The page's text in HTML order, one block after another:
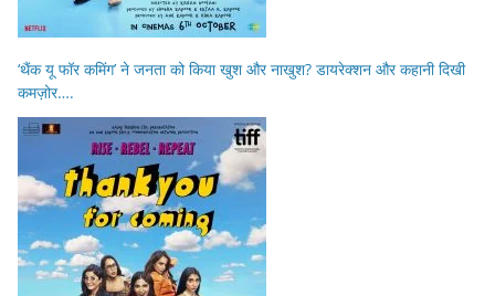
‘थैंक यू फॉर कमिंग’ ने जनता को किया खुश और नाखुश? डायरेक्शन और कहानी दिखी
कमज़ोर….